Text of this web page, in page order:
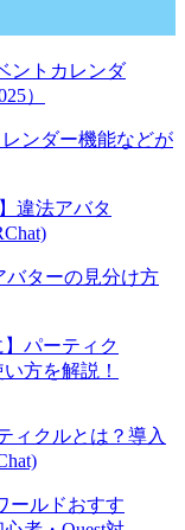
レンダー機能などが
バターの見分け方
ィクルとは？導入